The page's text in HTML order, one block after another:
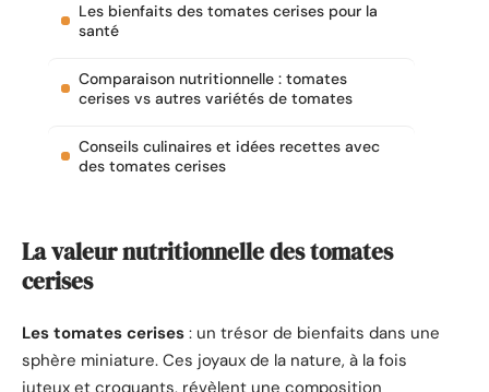
Les bienfaits des tomates cerises pour la
santé
Comparaison nutritionnelle : tomates
cerises vs autres variétés de tomates
Conseils culinaires et idées recettes avec
des tomates cerises
La valeur nutritionnelle des tomates
cerises
Les tomates cerises : un trésor de bienfaits dans une
sphère miniature. Ces joyaux de la nature, à la fois